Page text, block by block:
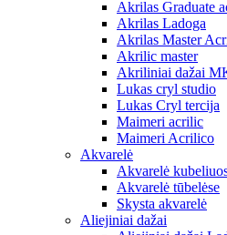
Akrilas Graduate
Akrilas Ladoga
Akrilas Master
Akrilic master
Akriliniai dažai
Lukas cryl studio
Lukas Cryl tercija
Maimeri acrilic
Maimeri Acrilico
Akvarelė
Akvarelė
Akvarelė tūbelėse
Skysta akvarelė
Aliejiniai dažai